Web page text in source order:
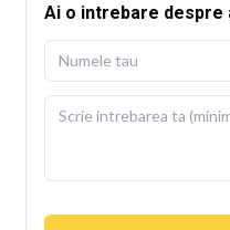
Ai o intrebare despre